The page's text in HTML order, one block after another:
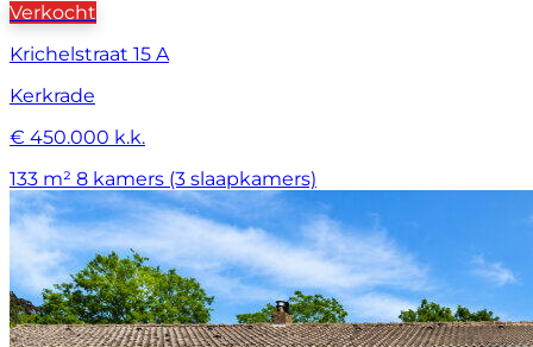
Verkocht
Krichelstraat 15 A
Kerkrade
€ 450.000 k.k.
133 m² 8 kamers (3 slaapkamers)